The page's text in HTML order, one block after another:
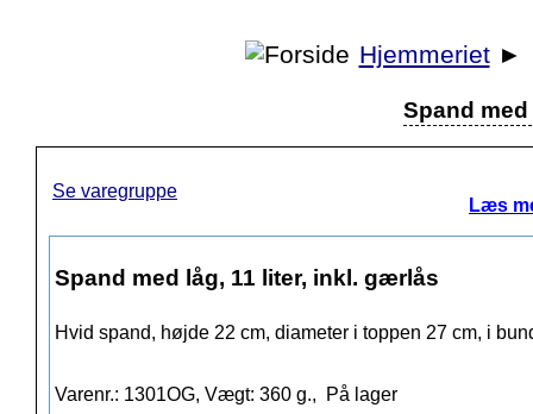
Hjemmeriet ►
Spand
Se varegruppe
Læs
Spand med låg, 11 liter, inkl. gærlås
Hvid spand, højde 22 cm, diameter i toppen 27 cm, i
Varenr.: 1301OG, Vægt: 360 g., På lager